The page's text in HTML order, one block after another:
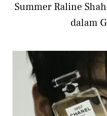
Summer Raline
dalam